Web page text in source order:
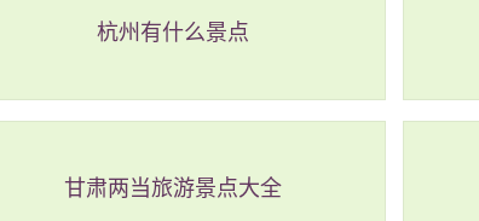
评级：AA
杭州有什么景点
甘肃两当旅游景点大全